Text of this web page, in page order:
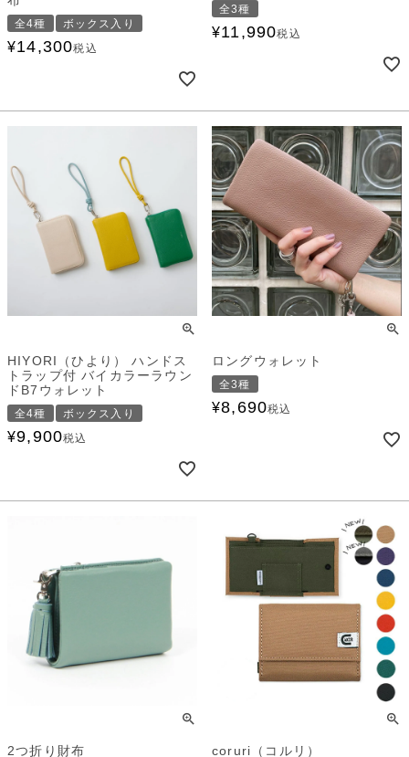
全4種 ボックス入り
¥14,300税込
全3種
¥11,990税込
HIYORI（ひより） ハンドス
トラップ付 バイカラーラウン
ドB7ウォレット
全4種 ボックス入り
¥9,900税込
ロングウォレット
全3種
¥8,690税込
2つ折り財布
coruri（コルリ）